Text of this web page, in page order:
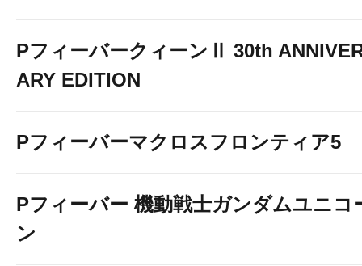
PフィーバークィーンⅡ 30th
ARY EDITION
Pフィーバーマクロスフロンティア5
Pフィーバー 機動戦士ガンダムユニコ
ン